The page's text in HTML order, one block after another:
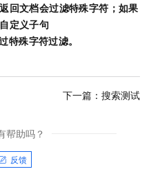
回文档会过滤特殊字符；如果
定义子句
特殊字符过滤。
下一篇： 搜索测试
帮助吗？
反馈